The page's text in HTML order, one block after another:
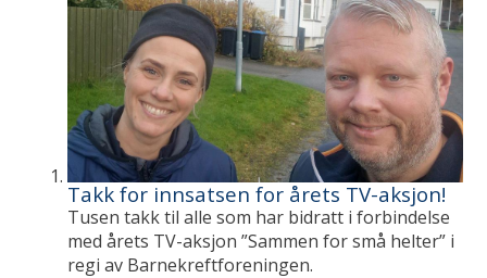
e
Takk for innsatsen for årets TV-aksjon!
Tusen takk til alle som har bidratt i forbindelse
med årets TV-aksjon ”Sammen for små helter” i
regi av Barnekreftforeningen.